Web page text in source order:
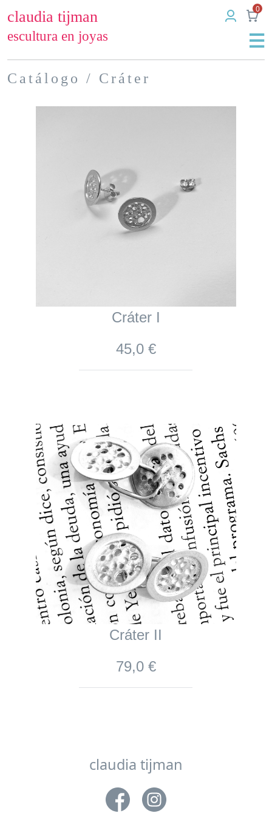
claudia tijman
escultura en joyas
0
Catálogo / Cráter
Cráter I
45,0 €
Cráter II
79,0 €
claudia tijman